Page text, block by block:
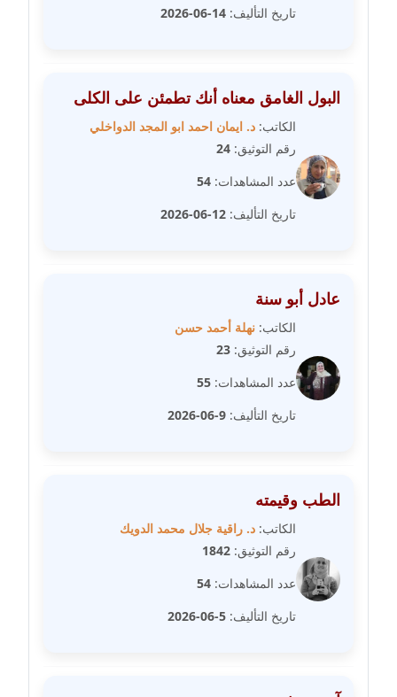
مدونة سلوى محمود
مدونة سماح حامد
عاملة
مدونة سمر ابراهيم
عاملة
مدونة سمير حماد
مدونة سهام كمال
عاملة
مدونة سهر صيام
عاملة
مدونة سهى الضاوي
عاملة
مدونة سوزان بهنسي
عاملة
مدونة سوميه الالفي
تاريخ التأليف: 14-06-2026
البول الغامق معناه أنك تطمئن على الكلى
الكاتب: د. ايمان احمد ابو المجد الدواخلي
رقم التوثيق: 24
عدد المشاهدات: 54
تاريخ التأليف: 12-06-2026
عادل أبو سنة
الكاتب: نهلة أحمد حسن
رقم التوثيق: 23
عدد المشاهدات: 55
تاريخ التأليف: 9-06-2026
الطب وقيمته
الكاتب: د. راقية جلال محمد الدويك
رقم التوثيق: 1842
عدد المشاهدات: 54
تاريخ التأليف: 5-06-2026